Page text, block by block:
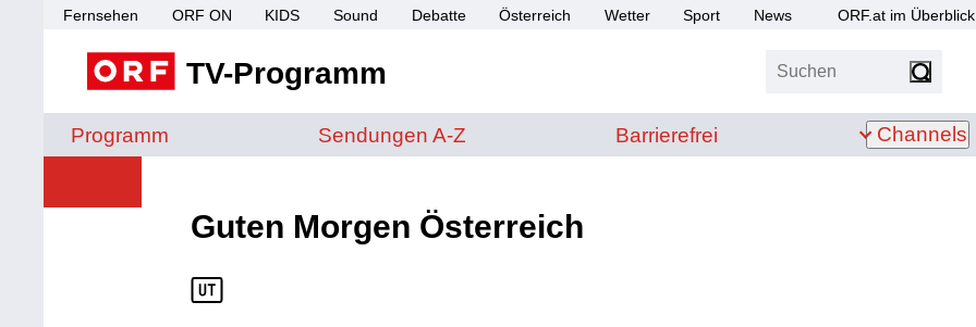
Fernsehen ORF ON KIDS Sound Debatte Österreich Wetter Sport News ORF.at im Überblick
TV-Programm Suchen
Programm Sendungen von A bis Z
Sendungen A-Z Barrierefrei
Barrierefrei Channels
Guten Morgen Österreich